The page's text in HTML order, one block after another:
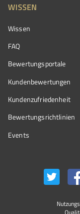
WISSEN
Wissen
FAQ
Bewertungsportale
Kundenbewertungen
Kundenzufriedenheit
Bewertungs­richtlinien
Events